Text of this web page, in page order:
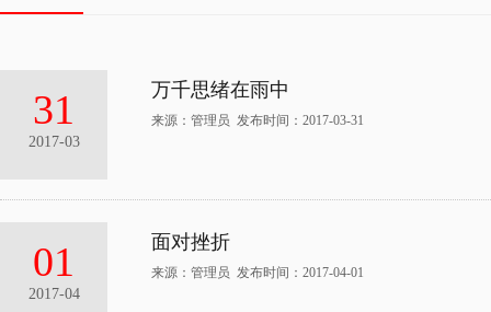
31
2017-03
万千思绪在雨中
来源：管理员 发布时间：2017-03-31
01
2017-04
面对挫折
来源：管理员 发布时间：2017-04-01